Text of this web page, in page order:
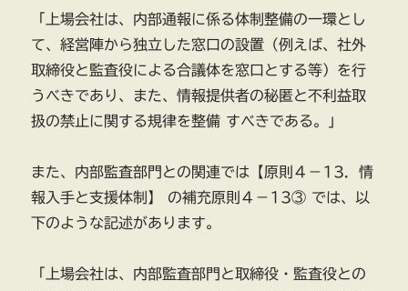
「上場会社は、内部通報に係る体制整備の一環とし
て、経営陣から独立した窓口の設置（例えば、社外
取締役と監査役による合議体を窓口とする等）を行
うべきであり、また、情報提供者の秘匿と不利益取
扱の禁止に関する規律を整備 すべきである。」
また、内部監査部門との関連では【原則４－13．情
報入手と支援体制】 の補充原則４－13③ では、以
下のような記述があります。
「上場会社は、内部監査部門と取締役・監査役との